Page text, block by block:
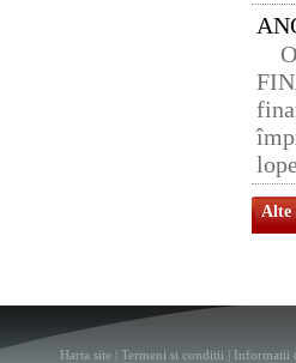
Alte
Harta site Termeni si conditii Informatii